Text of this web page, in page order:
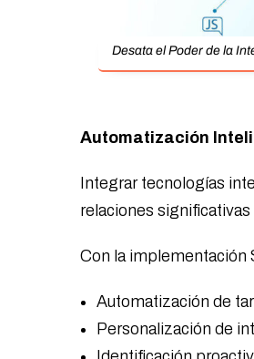
Desata el Poder de la
Automatización
Integrar tecnologías
relaciones
Con la implementación
Automatización de
Personalización de